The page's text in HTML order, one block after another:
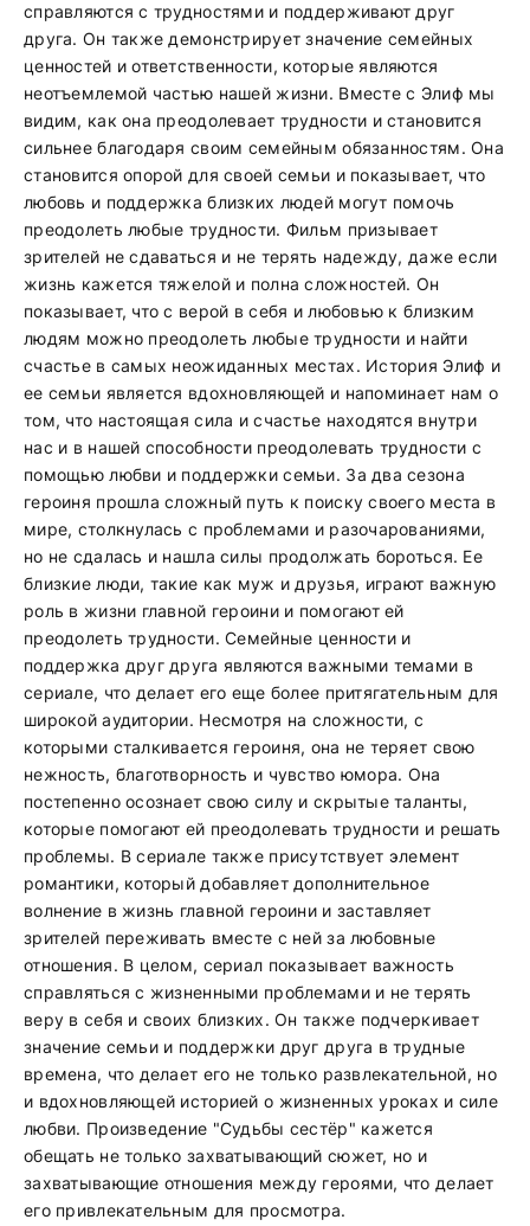
справляются с трудностями и поддерживают друг
друга. Он также демонстрирует значение семейных
ценностей и ответственности, которые являются
неотъемлемой частью нашей жизни. Вместе с Элиф мы
видим, как она преодолевает трудности и становится
сильнее благодаря своим семейным обязанностям. Она
становится опорой для своей семьи и показывает, что
любовь и поддержка близких людей могут помочь
преодолеть любые трудности. Фильм призывает
зрителей не сдаваться и не терять надежду, даже если
жизнь кажется тяжелой и полна сложностей. Он
показывает, что с верой в себя и любовью к близким
людям можно преодолеть любые трудности и найти
счастье в самых неожиданных местах. История Элиф и
ее семьи является вдохновляющей и напоминает нам о
том, что настоящая сила и счастье находятся внутри
нас и в нашей способности преодолевать трудности с
помощью любви и поддержки семьи. За два сезона
героиня прошла сложный путь к поиску своего места в
мире, столкнулась с проблемами и разочарованиями,
но не сдалась и нашла силы продолжать бороться. Ее
близкие люди, такие как муж и друзья, играют важную
роль в жизни главной героини и помогают ей
преодолеть трудности. Семейные ценности и
поддержка друг друга являются важными темами в
сериале, что делает его еще более притягательным для
широкой аудитории. Несмотря на сложности, с
которыми сталкивается героиня, она не теряет свою
нежность, благотворность и чувство юмора. Она
постепенно осознает свою силу и скрытые таланты,
которые помогают ей преодолевать трудности и решать
проблемы. В сериале также присутствует элемент
романтики, который добавляет дополнительное
волнение в жизнь главной героини и заставляет
зрителей переживать вместе с ней за любовные
отношения. В целом, сериал показывает важность
справляться с жизненными проблемами и не терять
веру в себя и своих близких. Он также подчеркивает
значение семьи и поддержки друг друга в трудные
времена, что делает его не только развлекательной, но
и вдохновляющей историей о жизненных уроках и силе
любви. Произведение "Судьбы сестёр" кажется
обещать не только захватывающий сюжет, но и
захватывающие отношения между героями, что делает
его привлекательным для просмотра.